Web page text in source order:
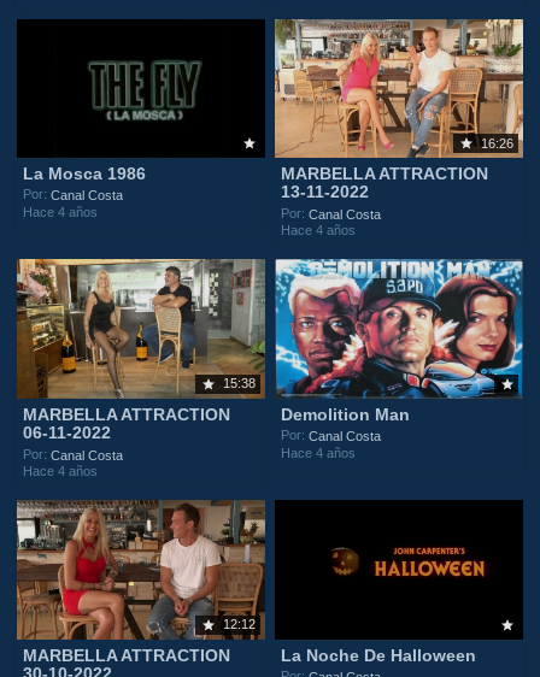
La Mosca 1986
Por:Canal Costa
Hace 4 años
16:26
MARBELLA ATTRACTION
13-11-2022
Por:Canal Costa
Hace 4 años
15:38
MARBELLA ATTRACTION
06-11-2022
Por:Canal Costa
Hace 4 años
Demolition Man
Por:Canal Costa
Hace 4 años
12:12
MARBELLA ATTRACTION
La Noche De Halloween